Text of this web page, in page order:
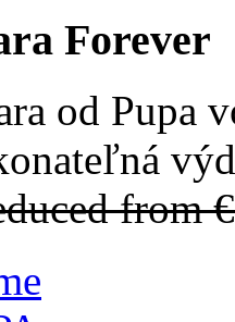
Forever
od Pupa
from